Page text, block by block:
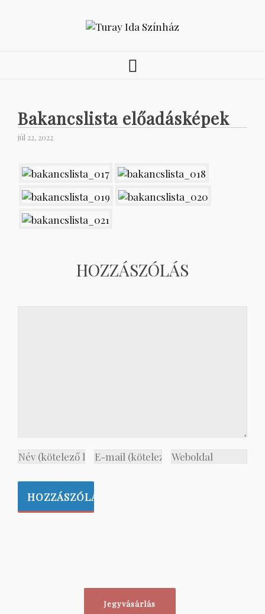
Bakancslista előadásképek
júl 22, 2022
HOZZÁSZÓLÁS
Jegyvásárlás